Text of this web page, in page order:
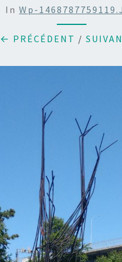
In Wp-
← PRÉCÉDENT /